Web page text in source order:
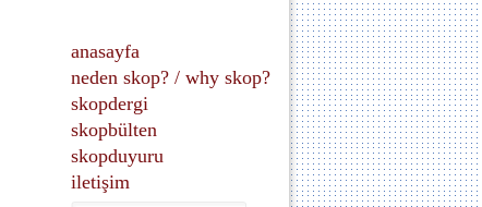
anasayfa
neden skop? / why skop?
skopdergi
skopbülten
skopduyuru
iletişim